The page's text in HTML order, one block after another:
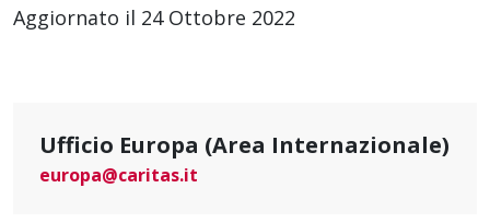
Aggiornato il 24 Ottobre 2022
Ufficio Europa (Area Internazionale)
europa@caritas.it